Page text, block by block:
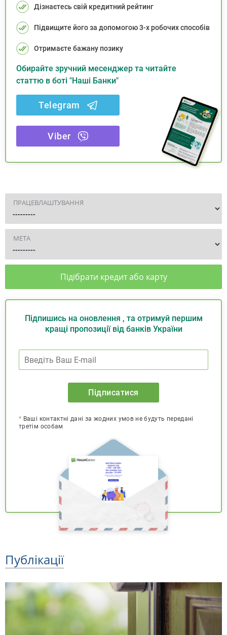
Дізнаєтесь свій кредитний рейтинг
Підвищите його за допомогою 3-х робочих способів
Отримаєте бажану позику
Обирайте зручний месенджер та читайте
статтю в боті "Наші Банки"
Telegram
Viber
ПРАЦЕВЛАШТУВАННЯ
МЕТА
Підібрати кредит або карту
Підпишись на оновлення , та отримуй першим
кращі пропозиції від банків України
Підписатися
* Ваші контактні дані за жодних умов не будуть передані
третім особам
Публікації